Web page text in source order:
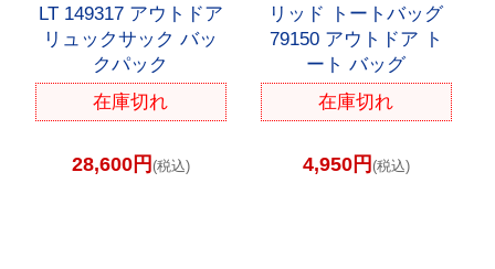
LT 149317 アウトドア
リュックサック バッ
クパック
在庫切れ
28,600円 (税込)
リッド トートバッグ
79150 アウトドア ト
ート バッグ
在庫切れ
4,950円 (税込)